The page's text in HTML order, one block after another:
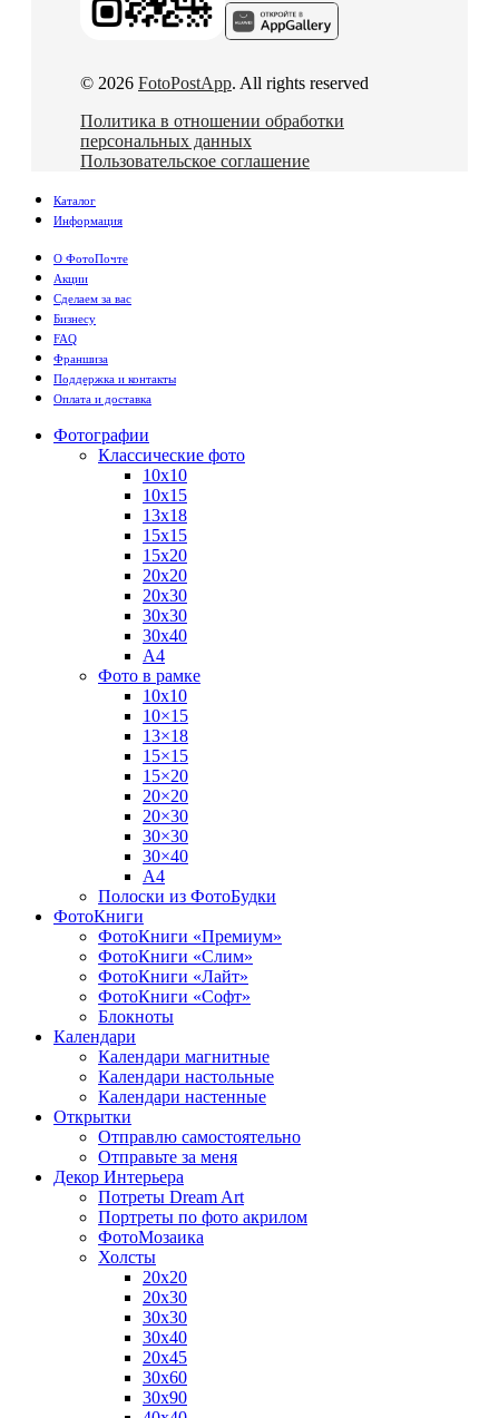
© 2026 FotoPostApp. All rights reserved
Политика в отношении обработки
персональных данных
Пользовательское соглашение
Каталог
Информация
О ФотоПочте
Акции
Сделаем за вас
Бизнесу
FAQ
Франшиза
Поддержка и контакты
Оплата и доставка
Фотографии
Классические фото
10х10
10х15
13х18
15х15
15х20
20х20
20х30
30х30
30х40
А4
Фото в рамке
10х10
10×15
13×18
15×15
15×20
20×20
20×30
30×30
30×40
A4
Полоски из ФотоБудки
ФотоКниги
ФотоКниги «Премиум»
ФотоКниги «Слим»
ФотоКниги «Лайт»
ФотоКниги «Софт»
Блокноты
Календари
Календари магнитные
Календари настольные
Календари настенные
Открытки
Отправлю самостоятельно
Отправьте за меня
Декор Интерьера
Потреты Dream Art
Портреты по фото акрилом
ФотоМозаика
Холсты
20х20
20х30
30х30
30х40
20х45
30х60
30х90